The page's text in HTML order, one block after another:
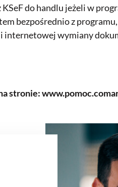
do handlu jeżeli w
bezpośrednio z
internetowej wymiany
stronie: